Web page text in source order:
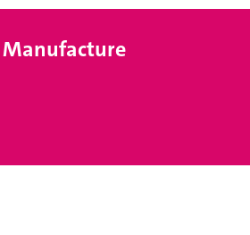
Manufacture